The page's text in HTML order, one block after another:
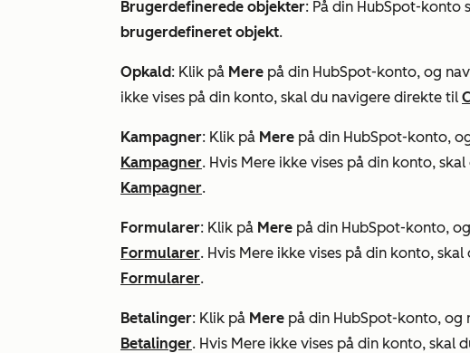
Brugerdefinerede objekter: På din HubSpot-konto
brugerdefineret objekt.
Opkald: Klik på Mere på din HubSpot-konto, og
ikke vises på din konto, skal du navigere direkte til
Kampagner: Klik på Mere på din HubSpot-konto,
Kampagner. Hvis Mere ikke vises på din konto,
Kampagner.
Formularer: Klik på Mere på din HubSpot-konto,
Formularer. Hvis Mere ikke vises på din konto,
Formularer.
Betalinger: Klik på Mere på din HubSpot-konto, og
Betalinger. Hvis Mere ikke vises på din konto, skal